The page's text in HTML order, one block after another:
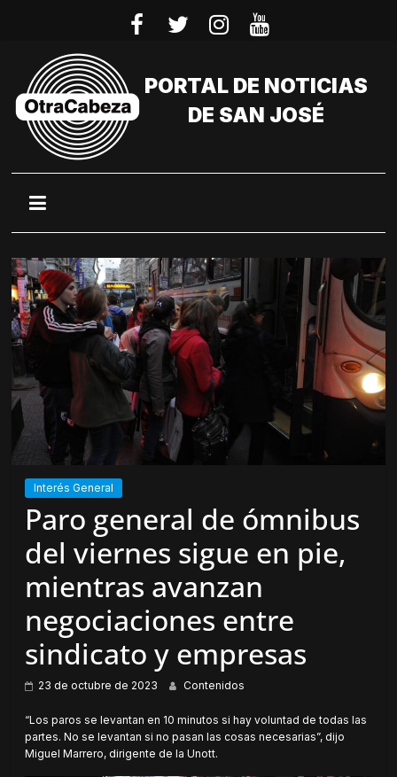
PORTAL DE NOTICIAS
DE SAN JOSÉ
Interés General
Paro general de ómnibus
del viernes sigue en pie,
mientras avanzan
negociaciones entre
sindicato y empresas
23 de octubre de 2023 Contenidos
“Los paros se levantan en 10 minutos si hay voluntad de todas las
partes. No se levantan si no pasan las cosas necesarias”, dijo
Miguel Marrero, dirigente de la Unott.